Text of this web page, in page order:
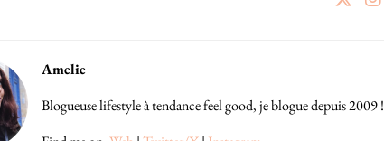
Amelie
Blogueuse lifestyle à tendance feel good, je blogue depuis 2009 !